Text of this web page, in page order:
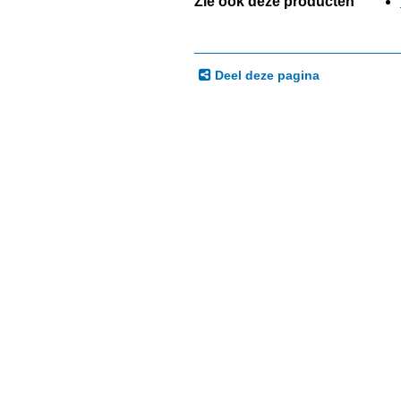
Deel deze pagina